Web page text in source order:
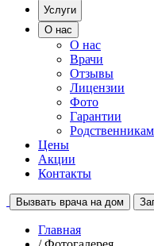
Услуги
О нас
О нас
Врачи
Отзывы
Лицензии
Фото
Гарантии
Родственникам
Цены
Акции
Контакты
Вызвать врача на дом
Главная